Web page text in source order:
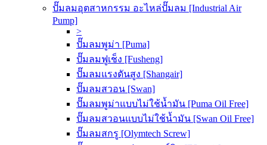
ปั๊มลมอุตสาหกรรม อะไหล่ปั๊มลม [Industrial Air
Pump]
>
ปั๊มลมพูม่า [Puma]
ปั๊มลมฟูเช็ง [Fusheng]
ปั๊มลมแรงดันสูง [Shangair]
ปั๊มลมสวอน [Swan]
ปั๊มลมพูม่าแบบไม่ใช้น้ำมัน [Puma Oil Free]
ปั๊มลมสวอนแบบไม่ใช้น้ำมัน [Swan Oil Free]
ปั๊มลมสกรู [Olymtech Screw]